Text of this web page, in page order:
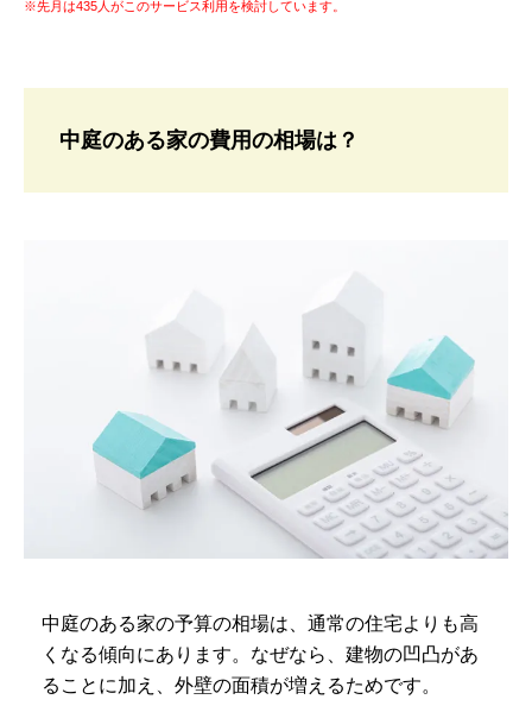
※先月は435人がこのサービス利用を検討しています。
中庭のある家の費用の相場は？
中庭のある家の予算の相場は、通常の住宅よりも高
くなる傾向にあります。なぜなら、建物の凹凸があ
ることに加え、外壁の面積が増えるためです。